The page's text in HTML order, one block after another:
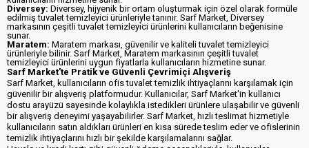
Diversey: Diversey, hijyenik bir ortam oluşturmak için özel olarak formüle
edilmiş tuvalet temizleyici ürünleriyle tanınır. Sarf Market, Diversey
markasının çeşitli tuvalet temizleyici ürünlerini kullanıcıların beğenisine
sunar.
Maratem: Maratem markası, güvenilir ve kaliteli tuvalet temizleyici
ürünleriyle bilinir. Sarf Market, Maratem markasının çeşitli tuvalet
temizleyici ürünlerini uygun fiyatlarla kullanıcıların hizmetine sunar.
Sarf Market'te Pratik ve Güvenli Çevrimiçi Alışveriş
Sarf Market, kullanıcıların ofis tuvalet temizlik ihtiyaçlarını karşılamak için
güvenilir bir alışveriş platformudur. Kullanıcılar, Sarf Market'in kullanıcı
dostu arayüzü sayesinde kolaylıkla istedikleri ürünlere ulaşabilir ve güvenli
bir alışveriş deneyimi yaşayabilirler. Sarf Market, hızlı teslimat hizmetiyle
kullanıcıların satın aldıkları ürünleri en kısa sürede teslim eder ve ofislerinin
temizlik ihtiyaçlarını hızlı bir şekilde karşılamalarını sağlar.